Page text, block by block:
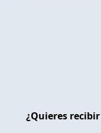
¿Quieres